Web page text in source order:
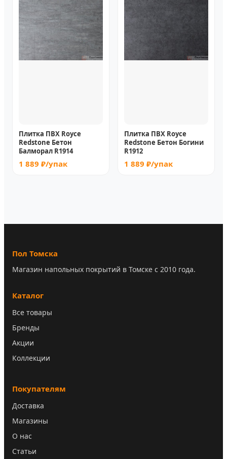
Плитка ПВХ Royce
Redstone Бетон
Балморал R1914
1 889 ₽/упак
Плитка ПВХ Royce
Redstone Бетон Богини
R1912
1 889 ₽/упак
Пол Томска
Магазин напольных покрытий в Томске с 2010 года.
Каталог
Все товары
Бренды
Акции
Коллекции
Покупателям
Доставка
Магазины
О нас
Статьи